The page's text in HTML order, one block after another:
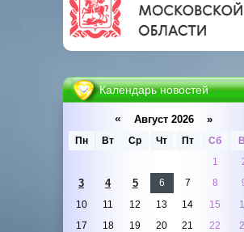
Календарь новостей
« Август 2026 »
Пн Вт Ср Чт Пт Сб
1
3 4 5 6 7 8
10
11 12 13 14 15
17
18 19 20 21 22